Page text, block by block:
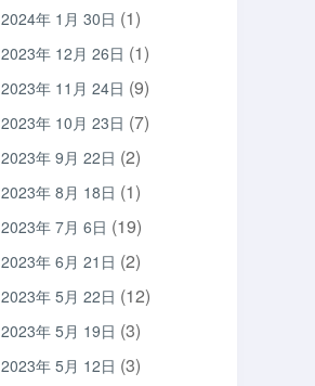
2024年 1月 30日 (1)
2023年 12月 26日 (1)
2023年 11月 24日 (9)
2023年 10月 23日 (7)
2023年 9月 22日 (2)
2023年 8月 18日 (1)
2023年 7月 6日 (19)
2023年 6月 21日 (2)
2023年 5月 22日 (12)
2023年 5月 19日 (3)
2023年 5月 12日 (3)